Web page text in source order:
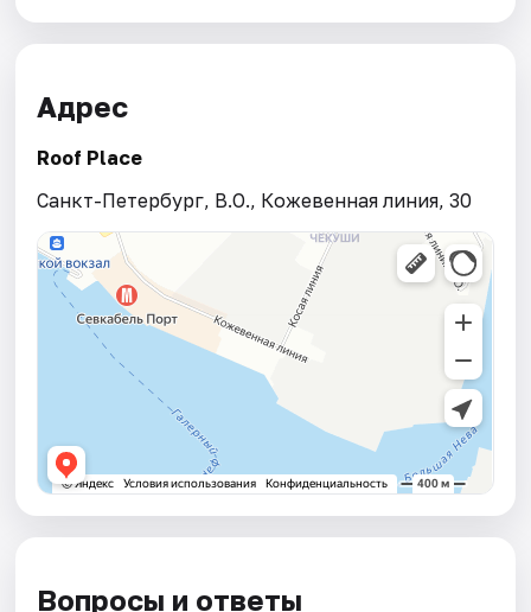
Адрес
Roof Place
Санкт-Петербург, В.О., Кожевенная линия, 30
Вопросы и ответы